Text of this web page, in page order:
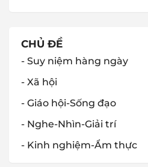
CHỦ ĐỀ
- Suy niệm hàng ngày
- Xã hội
- Giáo hội-Sống đạo
- Nghe-Nhìn-Giải trí
- Kinh nghiệm-Ẩm thực